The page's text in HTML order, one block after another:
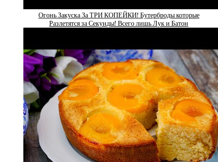
Огонь Закуска За ТРИ КОПЕЙКИ! Бутерброды которые
Разлетятся за Секунды! Всего лишь Лук и Батон